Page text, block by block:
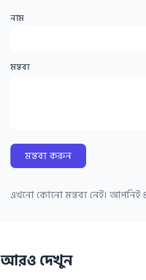
নাম
মন্তব্য
মন্তব্য করুন
এখনো কোনো মন্তব্য নেই। আপনিই
আরও দেখুন